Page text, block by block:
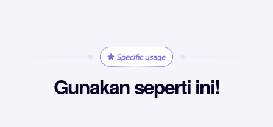
Gunakan seperti ini!